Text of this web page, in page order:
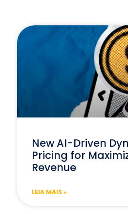
New AI-Driven
Pricing for
Revenue
LEIA MAIS »